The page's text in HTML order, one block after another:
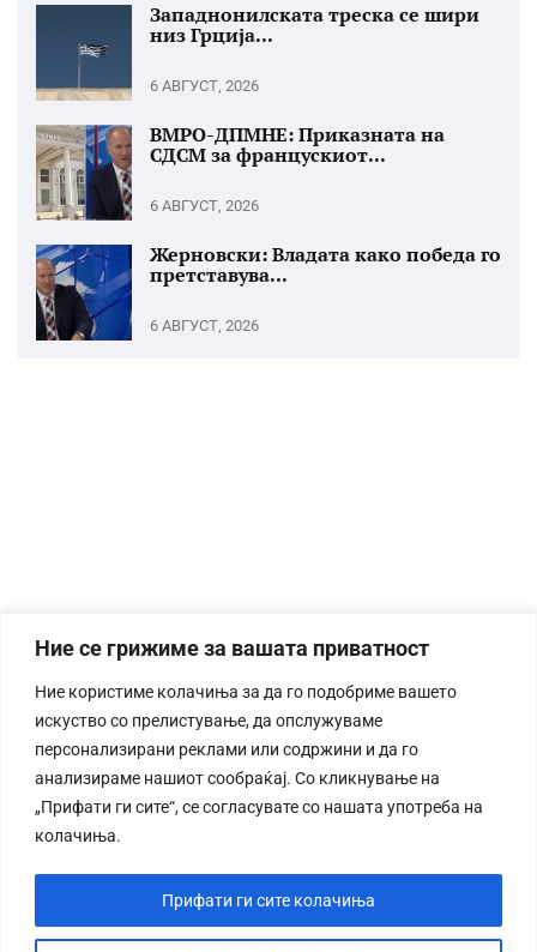
Ние се грижиме за вашата приватност
Ние користиме колачиња за да го подобриме вашето
искуство со прелистување, да опслужуваме
персонализирани реклами или содржини и да го
анализираме нашиот сообраќај. Со кликнување на
„Прифати ги сите“, се согласувате со нашата употреба на
колачиња.
Прифати ги сите колачиња
Западнонилската треска се шири
низ Грција...
6 АВГУСТ, 2026
ВМРО-ДПМНЕ: Приказната на
СДСМ за францускиот...
6 АВГУСТ, 2026
Жерновски: Владата како победа го
претставува...
6 АВГУСТ, 2026